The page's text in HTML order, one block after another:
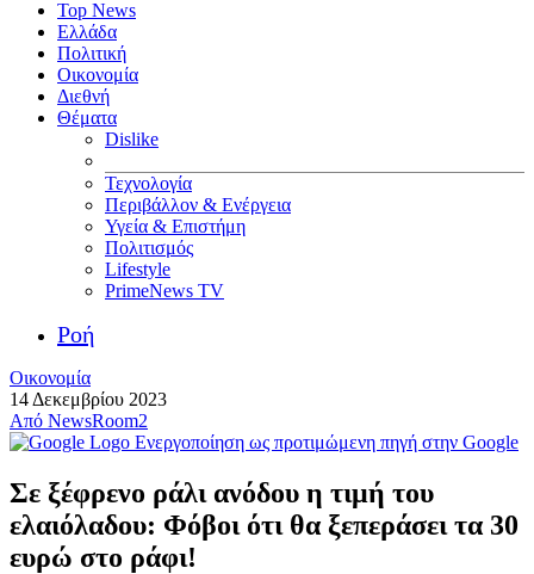
Top News
Ελλάδα
Πολιτική
Οικονομία
Διεθνή
Θέματα
Dislike
Τεχνολογία
Περιβάλλον & Ενέργεια
Υγεία & Επιστήμη
Πολιτισμός
Lifestyle
PrimeNews TV
Ροή
Οικονομία
14 Δεκεμβρίου 2023
Από NewsRoom2
Ενεργοποίηση ως προτιμώμενη πηγή στην Google
Σε ξέφρενο ράλι ανόδου η τιμή του
ελαιόλαδου: Φόβοι ότι θα ξεπεράσει τα 30
ευρώ στο ράφι!